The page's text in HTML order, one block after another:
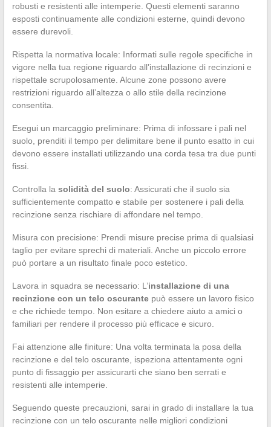
robusti e resistenti alle intemperie. Questi elementi saranno
esposti continuamente alle condizioni esterne, quindi devono
essere durevoli.
Rispetta la normativa locale: Informati sulle regole specifiche in
vigore nella tua regione riguardo all’installazione di recinzioni e
rispettale scrupolosamente. Alcune zone possono avere
restrizioni riguardo all’altezza o allo stile della recinzione
consentita.
Esegui un marcaggio preliminare: Prima di infossare i pali nel
suolo, prenditi il tempo per delimitare bene il punto esatto in cui
devono essere installati utilizzando una corda tesa tra due punti
fissi.
Controlla la solidità del suolo: Assicurati che il suolo sia
sufficientemente compatto e stabile per sostenere i pali della
recinzione senza rischiare di affondare nel tempo.
Misura con precisione: Prendi misure precise prima di qualsiasi
taglio per evitare sprechi di materiali. Anche un piccolo errore
può portare a un risultato finale poco estetico.
Lavora in squadra se necessario: L’installazione di una
recinzione con un telo oscurantepuò essere un lavoro fisico
e che richiede tempo. Non esitare a chiedere aiuto a amici o
familiari per rendere il processo più efficace e sicuro.
Fai attenzione alle finiture: Una volta terminata la posa della
recinzione e del telo oscurante, ispeziona attentamente ogni
punto di fissaggio per assicurarti che siano ben serrati e
resistenti alle intemperie.
Seguendo queste precauzioni, sarai in grado di installare la tua
recinzione con un telo oscurante nelle migliori condizioni